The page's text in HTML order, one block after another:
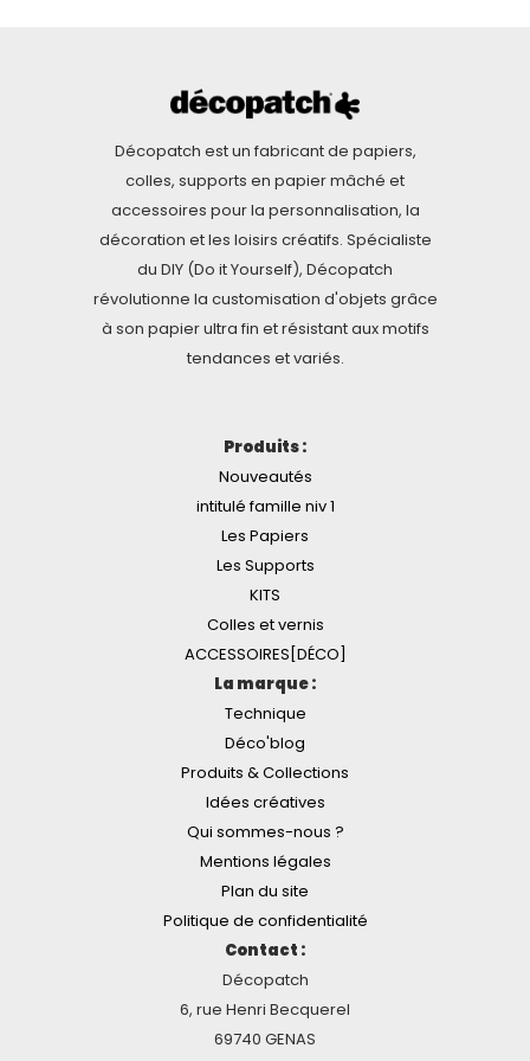
Décopatch est un fabricant de papiers,
colles, supports en papier mâché et
accessoires pour la personnalisation, la
décoration et les loisirs créatifs. Spécialiste
du DIY (Do it Yourself), Décopatch
révolutionne la customisation d'objets grâce
à son papier ultra fin et résistant aux motifs
tendances et variés.
Produits :
Nouveautés
intitulé famille niv 1
Les Papiers
Les Supports
KITS
Colles et vernis
ACCESSOIRES[DÉCO]
La marque :
Technique
Déco'blog
Produits & Collections
Idées créatives
Qui sommes-nous ?
Mentions légales
Plan du site
Politique de confidentialité
Contact :
Décopatch
6, rue Henri Becquerel
69740 GENAS